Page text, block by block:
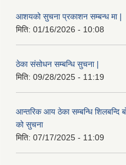
आशयको सुचना प्रकाशन सम्बन्ध मा |
मिति: 01/16/2026 - 10:08
ठेका संसोधन सम्बन्धि सुचना |
मिति: 09/28/2025 - 11:19
आन्तरिक आय ठेका सम्बन्धि शिलबन्दि
को सुचना
मिति: 07/17/2025 - 11:09